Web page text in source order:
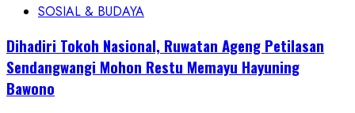
SOSIAL & BUDAYA
Dihadiri Tokoh Nasional, Ruwatan Ageng Petilasan
Sendangwangi Mohon Restu Memayu Hayuning
Bawono